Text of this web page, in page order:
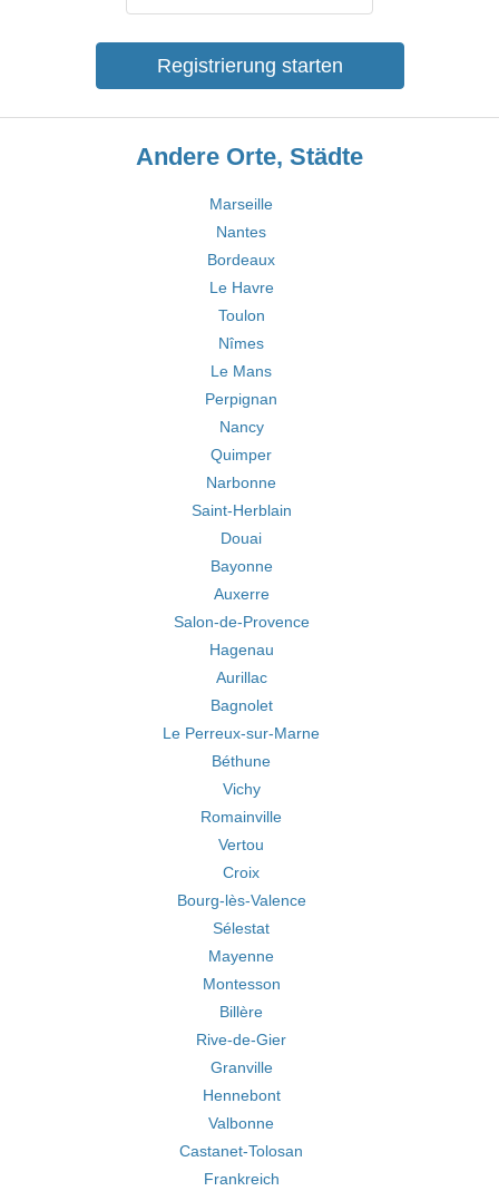
Registrierung starten
Andere Orte, Städte
Marseille
Nantes
Bordeaux
Le Havre
Toulon
Nîmes
Le Mans
Perpignan
Nancy
Quimper
Narbonne
Saint-Herblain
Douai
Bayonne
Auxerre
Salon-de-Provence
Hagenau
Aurillac
Bagnolet
Le Perreux-sur-Marne
Béthune
Vichy
Romainville
Vertou
Croix
Bourg-lès-Valence
Sélestat
Mayenne
Montesson
Billère
Rive-de-Gier
Granville
Hennebont
Valbonne
Castanet-Tolosan
Frankreich